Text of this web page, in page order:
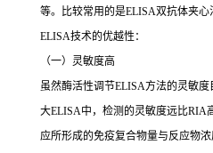
等。比较常用的是ELISA双抗体夹心
ELISA技术的优越性：
（一）灵敏度高
虽然酶活性调节ELISA方法的灵敏度
大ELISA中，检测的灵敏度远比RIA
应所形成的免疫复合物量与反应物